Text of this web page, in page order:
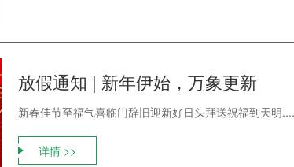
放假通知 | 新年伊始，万象更新
新春佳节至福气喜临门辞旧迎新好日头拜送祝福到天明
详情 >>